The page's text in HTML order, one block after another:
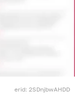
erid: 2SDnjbwAHDD